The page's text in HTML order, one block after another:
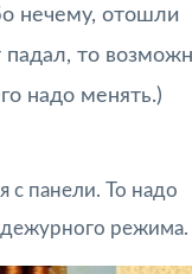
нечему, отошли
падал, то
надо менять.)
с панели. То надо
дежурного режима.